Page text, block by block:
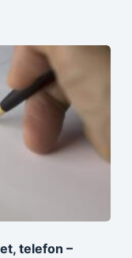
telefon –